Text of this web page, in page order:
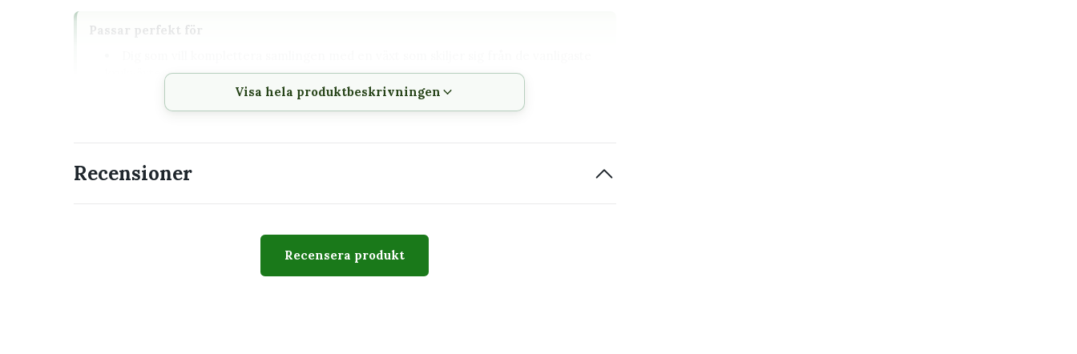
Passar perfekt för
krukväxterna
En placering där växtens behov av ljus och vattning kan följas
Utseende
Utseendet varierar naturligt mellan exemplar. Bilden visar växtens typiska karaktär, men
storlek, antal blad och växtform kan skilja sig.
Visa hela produktbeskrivningen
Recensioner
Recensera produkt